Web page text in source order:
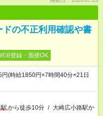
の不正利用確認や書
登録・面接OK
(時給1850円×7時間40分×21日
から徒歩10分 / 大崎広小路駅か